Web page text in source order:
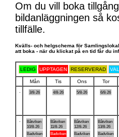
Om du vill boka
bildanläggningen så
tillfälle.
Kvälls- och helgschema för
att boka - när du klickat på en tid får du
LEDIG UPPTAGEN RESERVERAD
Mån Tis Ons Tor
3/8-26 4/8-26 5/8-26 6/8-26
Båtviken
10/8-26
Badviken
Båtviken
11/8-26
Badviken
Båtviken
12/8-26
Badviken
Båtviken
13/8-26
Badviken